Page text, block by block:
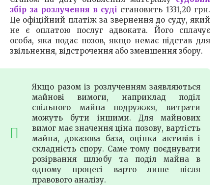
збір за розлучення в суді становить 1331,20 грн.
Це офіційний платіж за звернення до суду, який
не є оплатою послуг адвоката. Його сплачує
особа, яка подає позов, якщо немає підстав для
звільнення, відстрочення або зменшення збору.
Якщо разом із розлученням заявляються
майнові вимоги, наприклад поділ
спільного майна подружжя, витрати
можуть бути іншими. Для майнових
вимог має значення ціна позову, вартість
майна, доказова база, оцінка активів і
складність спору. Саме тому поєднувати
розірвання шлюбу та поділ майна в
одному процесі варто лише після
правового аналізу.